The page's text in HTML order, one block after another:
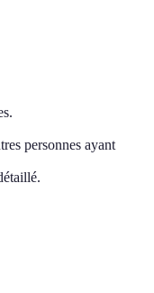
personnes ayant